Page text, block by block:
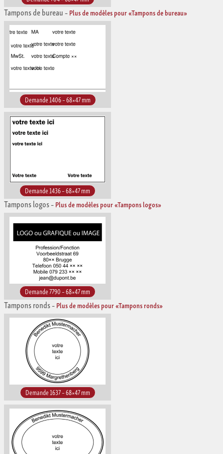
Tampons de bureau –Plus de modèles pour «Tampons de bureau»
Demande 1406 – 68×47 mm
Demande 1436 – 68×47 mm
Tampons logos–Plus de modèles pour «Tampons logos»
Demande 7790 – 68×47 mm
Tampons ronds–Plus de modèles pour «Tampons ronds»
Demande 1637 – 68×47 mm